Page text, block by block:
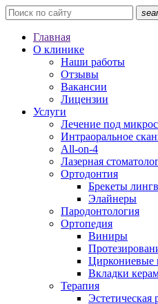
Главная
О клинике
Наши работы
Отзывы
Вакансии
Лицензии
Услуги
Лечение под
Интраоральное
All-on-4
Лазерная
Ортодонтия
Брекеты
Элайнеры
Пародонтология
Ортопедия
Виниры
Циркониевые
Вкладки
Терапия
Эстетическая